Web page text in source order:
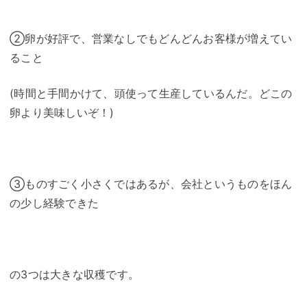
②卵が好評で、営業なしでもどんどんお客様が増えてい
ること
(時間と手間かけて、頭使って生産しているんだ。どこの
卵より美味しいぞ！)
③ものすごく小さくではあるが、会社というものをほん
の少し経験できた
の3つは大きな収穫です。